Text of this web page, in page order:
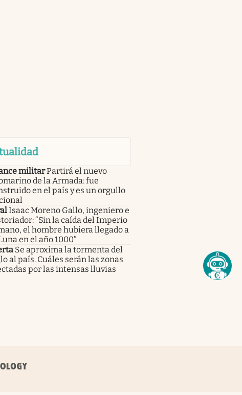
militarPartirá el nuevo
de la Armada: fue
en el país y es un orgullo
Isaac Moreno Gallo, ingeniero e
“Sin la caída del Imperio
el hombre hubiera llegado a
en el año 1000”
Se aproxima la tormenta del
al país. Cuáles serán las zonas
por las intensas lluvias